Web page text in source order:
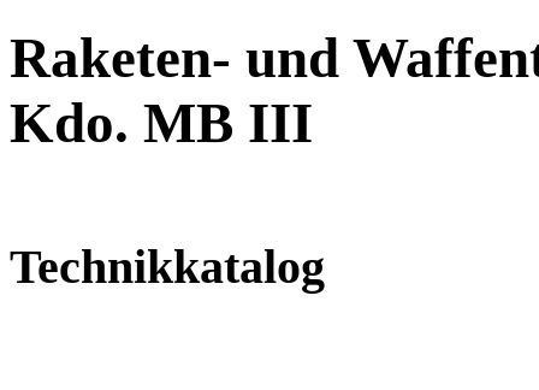
Raketen- und
Kdo. MB III
Technikkatalog